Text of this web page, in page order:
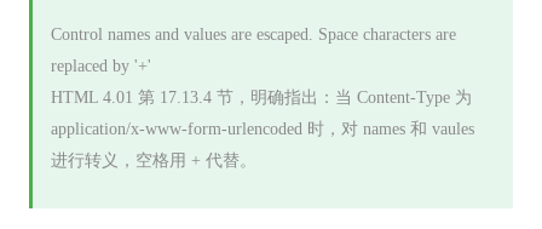
Control names and values are escaped. Space characters are
replaced by '+'
HTML 4.01 第 17.13.4 节，明确指出：当 Content-Type 为
application/x-www-form-urlencoded 时，对 names 和 vaules
进行转义，空格用 + 代替。